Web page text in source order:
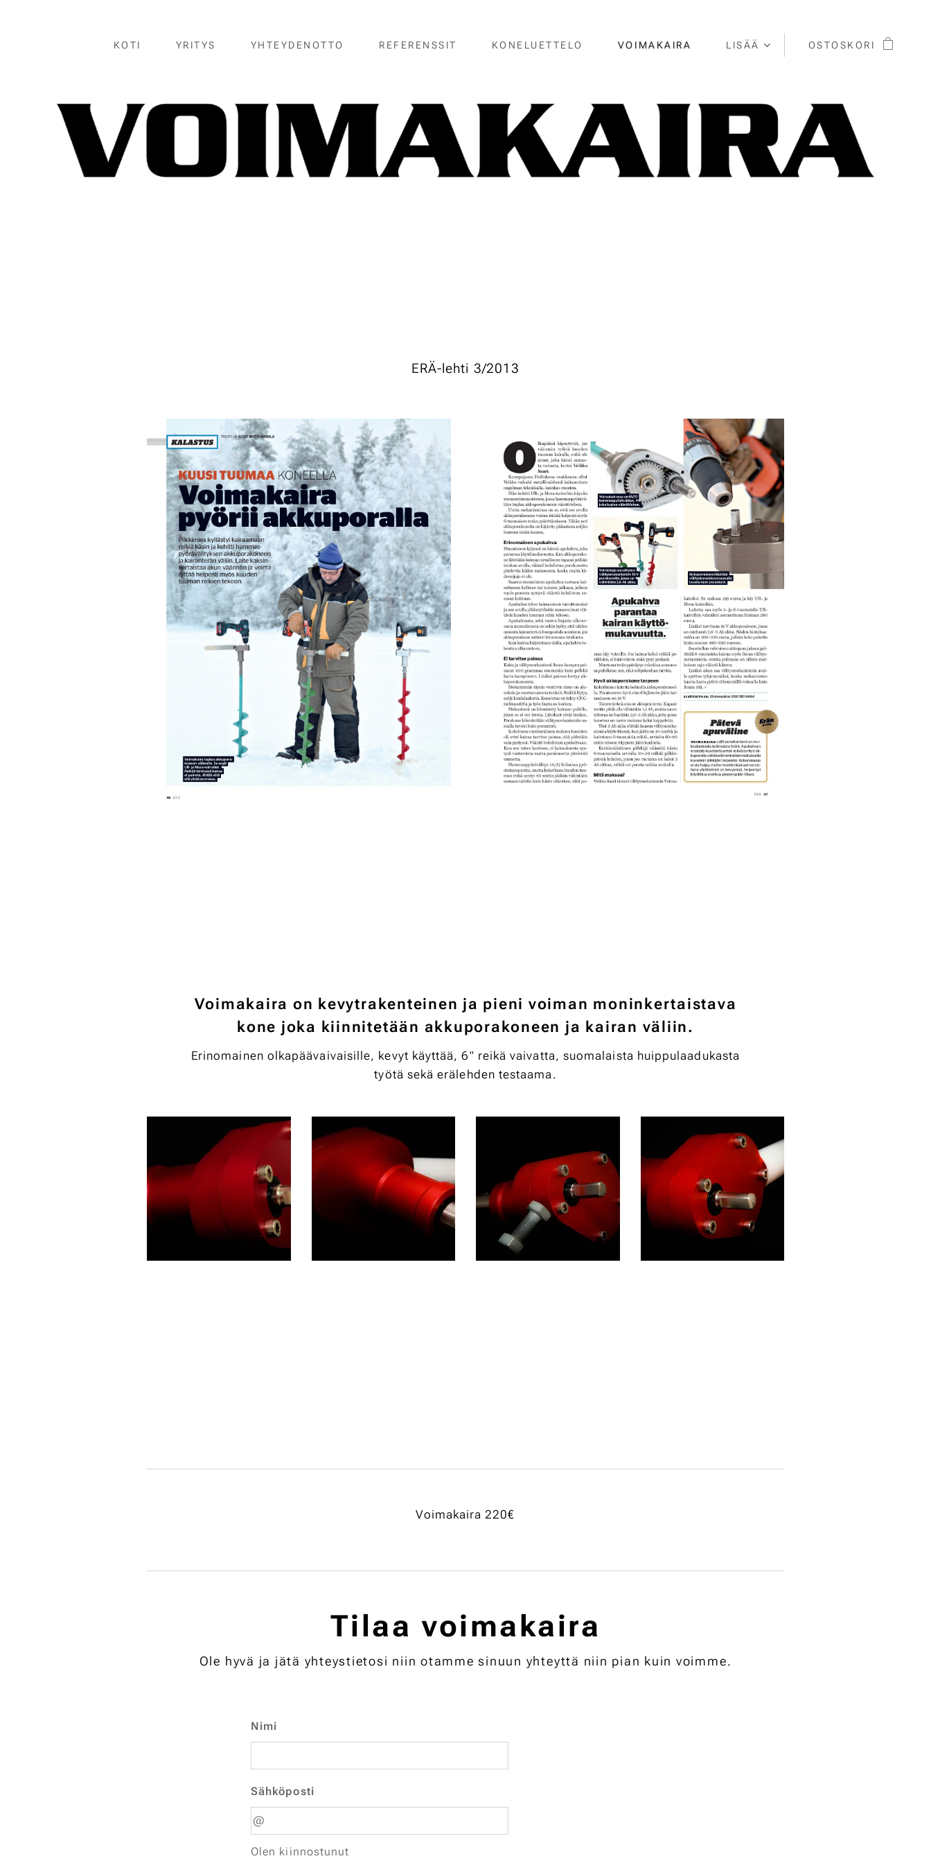
KOTI YRITYS YHTEYDENOTTO REFERENSSIT KONELUETTELO VOIMAKAIRA LISÄÄ OSTOSKORI
ERÄ-lehti 3/2013
Voimakaira on kevytrakenteinen ja pieni voiman moninkertaistava
kone joka kiinnitetään akkuporakoneen ja kairan väliin.
Erinomainen olkapäävaivaisille, kevyt käyttää, 6" reikä vaivatta, suomalaista huippulaadukasta
työtä sekä erälehden testaama.
Voimakaira 220€
Tilaa voimakaira
Ole hyvä ja jätä yhteystietosi niin otamme sinuun yhteyttä niin pian kuin voimme.
Nimi
Sähköposti
Olen kiinnostunut